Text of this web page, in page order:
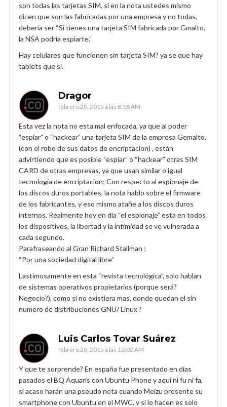
son todas las tarjetas SIM, si en la nota ustedes mismo
dicen que son las fabricadas por una empresa y no todas,
debería ser “Si tienes una tarjeta SIM fabricada por Gmalto,
la NSA podría espiarte.”
Hay celulares que funcionen sin tarjeta SIM? ya se que hay
tablets que si.
Dragor
febrero 20, 2015 a las 8:18 AM
Esta vez la nota no esta mal enfocada, ya que al poder
“espiar” o “hackear” una tarjeta SIM de la empresa Gemalto,
(con el robo de sus datos de encriptacion) , están
advirtiendo que es posible “espiar” o “hackear” otras SIM
CARD de otras empresas, ya que usan similar o igual
tecnología de encriptacion; Con respecto al espionaje de
los discos duros portables, la nota hablo sobre el firmware
de los fabricantes, y eso mismo atañe a los discos duros
internos. Realmente hoy en día “el espionaje” esta en todos
los dispositivos, la libertad y la intimidad se ve vulnerada a
cada segundo.
Parafraseando al Gran Richard Stallman ;
“Por una sociedad digital libre”
Lastimosamente en esta “revista tecnológica”, solo hablan
de sistemas operativos propietarios (porque será?
Negocio?), como si no existiera mas, donde quedan el sin
numero de distribuciones GNU/ Linux ?
Luis Carlos Tovar Suárez
febrero 20, 2015 a las 10:02 AM
Y que te sorprende? En españa fue presentado en días
pasados el BQ Aquaris con Ubuntu Phone y aquí ni fu ni fa,
si acaso harán una pseudo nota cuando Meizu presente su
smartphone con Ubuntu en el MWC, y si lo hacen es solo